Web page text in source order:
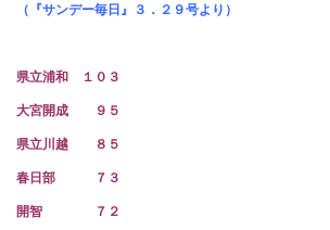
（『サンデー毎日』３．２９号より）
県立浦和 １０３
大宮開成 ９５
県立川越 ８５
春日部 ７３
開智 ７２